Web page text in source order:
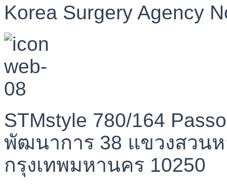
Korea Surgery Agency
STMstyle 780/164
พัฒนาการ 38 แขวงสวน
กรุงเทพมหานคร 10250